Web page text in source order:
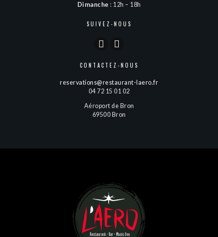
Dimanche : 12h – 18h
SUIVEZ-NOUS
CONTACTEZ-NOUS
reservations@restaurant-laero.fr
04 72 15 01 02
Aéroport de Bron
69500 Bron